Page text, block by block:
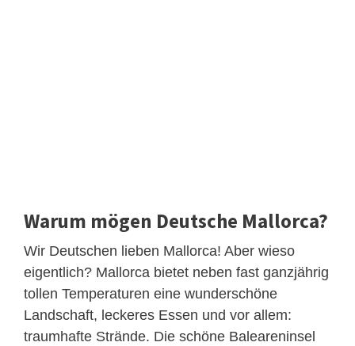
Warum mögen Deutsche Mallorca?
Wir Deutschen lieben Mallorca! Aber wieso
eigentlich? Mallorca bietet neben fast ganzjährig
tollen Temperaturen eine wunderschöne
Landschaft, leckeres Essen und vor allem:
traumhafte Strände. Die schöne Baleareninsel